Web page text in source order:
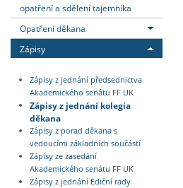
opatření a sdělení tajemníka
Opatření děkana
Zápisy
Zápisy z jednání předsednictva
Akademického senátu FF UK
Zápisy z jednání kolegia
děkana
Zápisy z porad děkana s
vedoucími základních součástí
Zápisy ze zasedání
Akademického senátu FF UK
Zápisy z jednání Ediční rady